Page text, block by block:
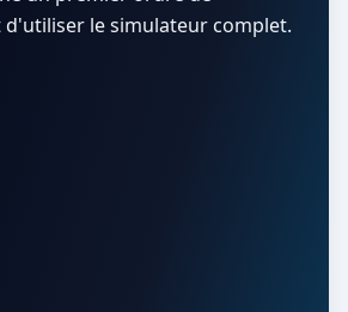
le simulateur complet.